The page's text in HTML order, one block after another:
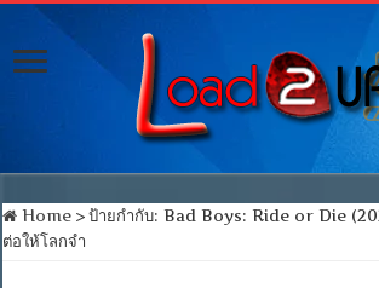
Home > ป้ายกำกับ:Bad Boys: Ride or Die
ต่อให้โลกจำ